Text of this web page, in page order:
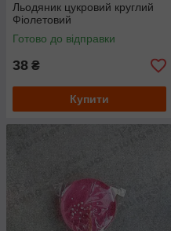
Льодяник цукровий круглий
Фіолетовий
Готово до відправки
38 ₴
Купити